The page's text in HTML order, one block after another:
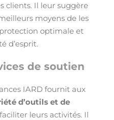
clients. Il leur suggère
moyens de les
optimale et
d’esprit.
de soutien
IARD fournit aux
d’outils et de
leurs activités. Il